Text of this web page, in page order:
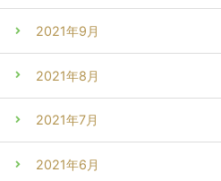
2021年9月
2021年8月
2021年7月
2021年6月